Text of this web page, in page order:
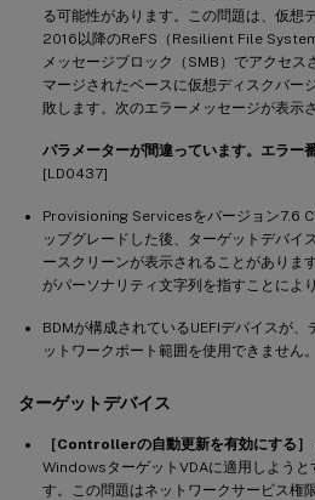
る可能性があります。この問題は、仮
2016以降のReFS（Resilient File
メッセージブロック（SMB）でアクセ
マージされたベースに仮想ディスクバー
敗します。次のエラーメッセージが表示
パラメーターが間違っています。エラー
[LD0437]
Provisioning Servicesをバージョン7.6
ップグレードした後、ターゲットデバイ
ースクリーンが表示されることがありま
がパーソナリティ文字列を指すことによ
BDMが構成されているUEFIデバイスが
ットワークポート範囲を使用できません
ターゲットデバイス
［Controllerの自動更新を有効にする］
WindowsターゲットVDAに適用しようと
す。この問題はネットワークサービス権